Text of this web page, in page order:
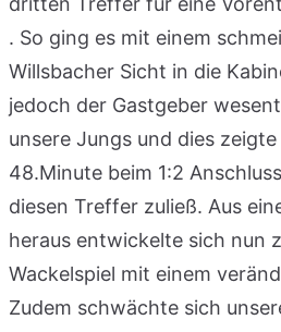
. So ging es mit einem
Willsbacher Sicht in die
jedoch der Gastgeber
unsere Jungs und dies
48.Minute beim 1:2
diesen Treffer zuließ. Aus
heraus entwickelte sich nun
Wackelspiel mit einem
Zudem schwächte sich